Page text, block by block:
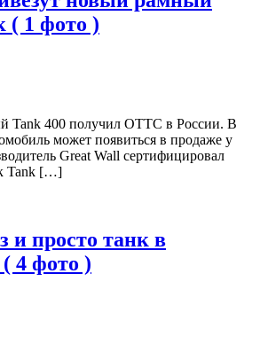
( 1 фото )
Tank 400 получил ОТТС в России. В
может появиться в продаже у
Great Wall сертифицировал
Tank […]
и просто танк в
4 фото )